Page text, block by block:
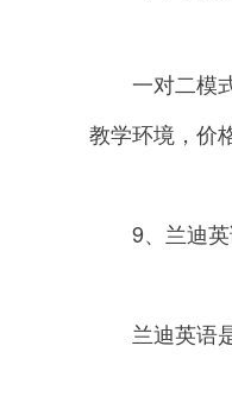
一对二模式
教学环境，价
9、兰迪英
兰迪英语是